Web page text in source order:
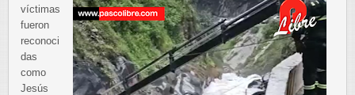
víctimas
fueron
reconoci
das
como
Jesús